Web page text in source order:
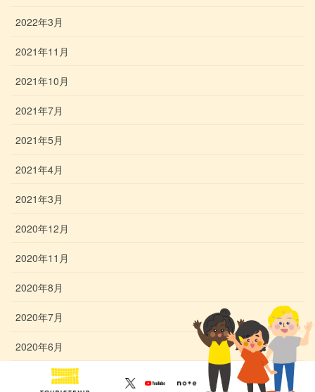
2022年3月
2021年11月
2021年10月
2021年7月
2021年5月
2021年4月
2021年3月
2020年12月
2020年11月
2020年8月
2020年7月
2020年6月